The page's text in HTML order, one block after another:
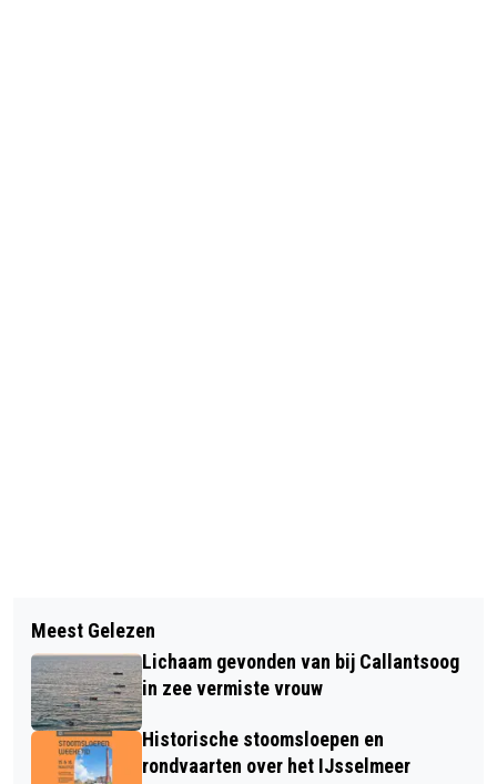
GROTE BRAND BIJ BEDRIJF VOOR
AUTO- EN SCHEEPSELEKTRA IN
BROEK OP LANGEDIJK
NATUURBLOG: HITTEGOLF, DE
GRENZEN VAN HET ECOSYSTEEM EN
PERVERSE PRIKKELS
Meest Gelezen
Lichaam gevonden van bij Callantsoog
in zee vermiste vrouw
Historische stoomsloepen en
rondvaarten over het IJsselmeer